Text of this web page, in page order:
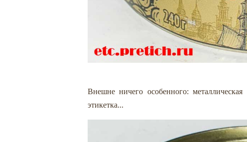
Внешне ничего особенного:
этикетка...